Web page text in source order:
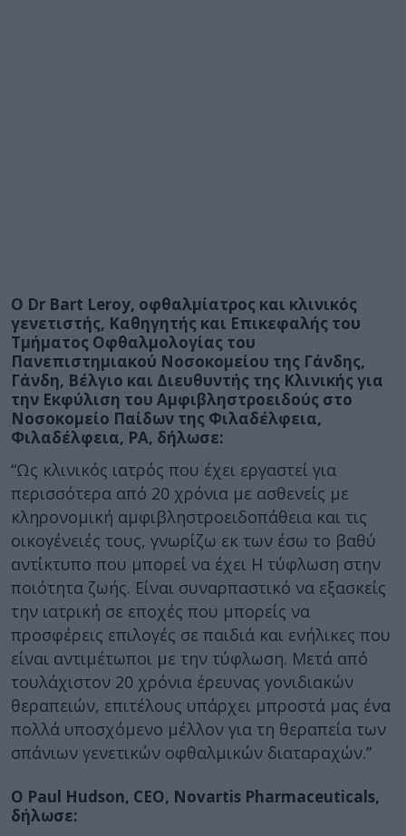
Ο Dr Bart Leroy, οφθαλμίατρος και κλινικός
γενετιστής, Καθηγητής και Επικεφαλής του
Τμήματος Οφθαλμολογίας του
Πανεπιστημιακού Νοσοκομείου της Γάνδης,
Γάνδη, Βέλγιο και Διευθυντής της Κλινικής για
την Εκφύλιση του Αμφιβληστροειδούς στο
Νοσοκομείο Παίδων της Φιλαδέλφεια,
Φιλαδέλφεια, PA, δήλωσε:
“Ως κλινικός ιατρός που έχει εργαστεί για
περισσότερα από 20 χρόνια με ασθενείς με
κληρονομική αμφιβληστροειδοπάθεια και τις
οικογένειές τους, γνωρίζω εκ των έσω το βαθύ
αντίκτυπο που μπορεί να έχει Η τύφλωση στην
ποιότητα ζωής. Είναι συναρπαστικό να εξασκείς
την ιατρική σε εποχές που μπορείς να
προσφέρεις επιλογές σε παιδιά και ενήλικες που
είναι αντιμέτωποι με την τύφλωση. Μετά από
τουλάχιστον 20 χρόνια έρευνας γονιδιακών
θεραπειών, επιτέλους υπάρχει μπροστά μας ένα
πολλά υποσχόμενο μέλλον για τη θεραπεία των
σπάνιων γενετικών οφθαλμικών διαταραχών.”
Ο Paul Hudson, CEO, Novartis Pharmaceuticals,
δήλωσε: